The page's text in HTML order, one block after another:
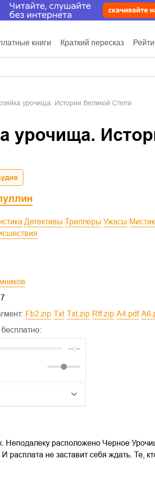
книги Краткий пересказ
урочища. Истории Великой Степи
урочища.
Детективы Триллеры Ужасы
fb2.zip txt txt.zip rtf.zip a4.pdf
--:--
Неподалеку расположено Черное
не заставит себя ждать. Те,